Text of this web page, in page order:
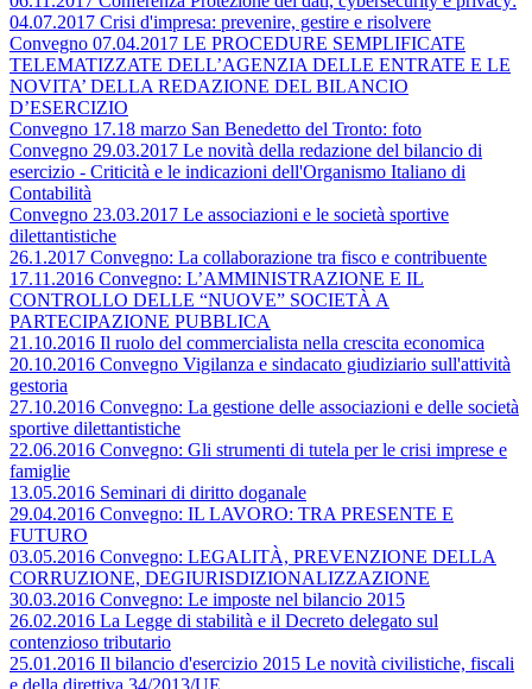
04.07.2017 Crisi d'impresa: prevenire, gestire e risolvere
Convegno 07.04.2017 LE PROCEDURE SEMPLIFICATE
TELEMATIZZATE DELL’AGENZIA DELLE ENTRATE E LE
NOVITA’ DELLA REDAZIONE DEL BILANCIO
D’ESERCIZIO
Convegno 17.18 marzo San Benedetto del Tronto: foto
Convegno 29.03.2017 Le novità della redazione del bilancio di
esercizio - Criticità e le indicazioni dell'Organismo Italiano di
Contabilità
Convegno 23.03.2017 Le associazioni e le società sportive
dilettantistiche
26.1.2017 Convegno: La collaborazione tra fisco e contribuente
17.11.2016 Convegno: L’AMMINISTRAZIONE E IL
CONTROLLO DELLE “NUOVE” SOCIETÀ A
PARTECIPAZIONE PUBBLICA
21.10.2016 Il ruolo del commercialista nella crescita economica
20.10.2016 Convegno Vigilanza e sindacato giudiziario sull'attività
gestoria
27.10.2016 Convegno: La gestione delle associazioni e delle società
sportive dilettantistiche
22.06.2016 Convegno: Gli strumenti di tutela per le crisi imprese e
famiglie
13.05.2016 Seminari di diritto doganale
29.04.2016 Convegno: IL LAVORO: TRA PRESENTE E
FUTURO
03.05.2016 Convegno: LEGALITÀ, PREVENZIONE DELLA
CORRUZIONE, DEGIURISDIZIONALIZZAZIONE
30.03.2016 Convegno: Le imposte nel bilancio 2015
26.02.2016 La Legge di stabilità e il Decreto delegato sul
contenzioso tributario
25.01.2016 Il bilancio d'esercizio 2015 Le novità civilistiche, fiscali
e della direttiva 34/2013/UE